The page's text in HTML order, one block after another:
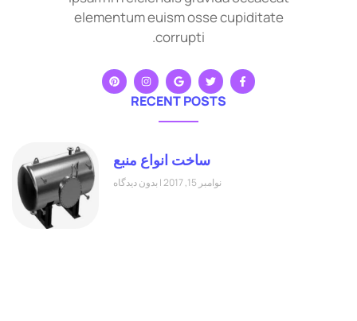
elementum euism osse cupiditate
corrupti.
RECENT POSTS
ساخت انواع منبع
نوامبر 15, 2017 بدون دیدگاه